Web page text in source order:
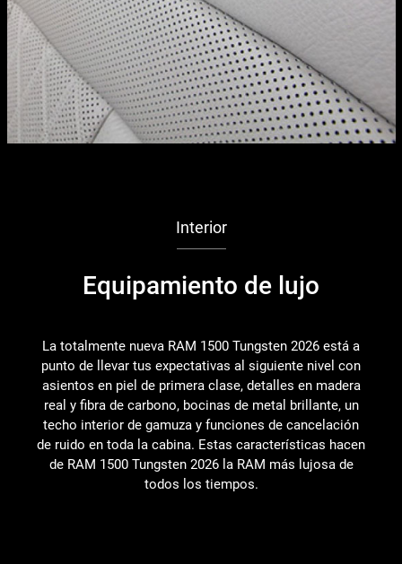
Interior
Equipamiento de lujo
La totalmente nueva RAM 1500 Tungsten 2026 está a
punto de llevar tus expectativas al siguiente nivel con
asientos en piel de primera clase, detalles en madera
real y fibra de carbono, bocinas de metal brillante, un
techo interior de gamuza y funciones de cancelación
de ruido en toda la cabina. Estas características hacen
de RAM 1500 Tungsten 2026 la RAM más lujosa de
todos los tiempos.